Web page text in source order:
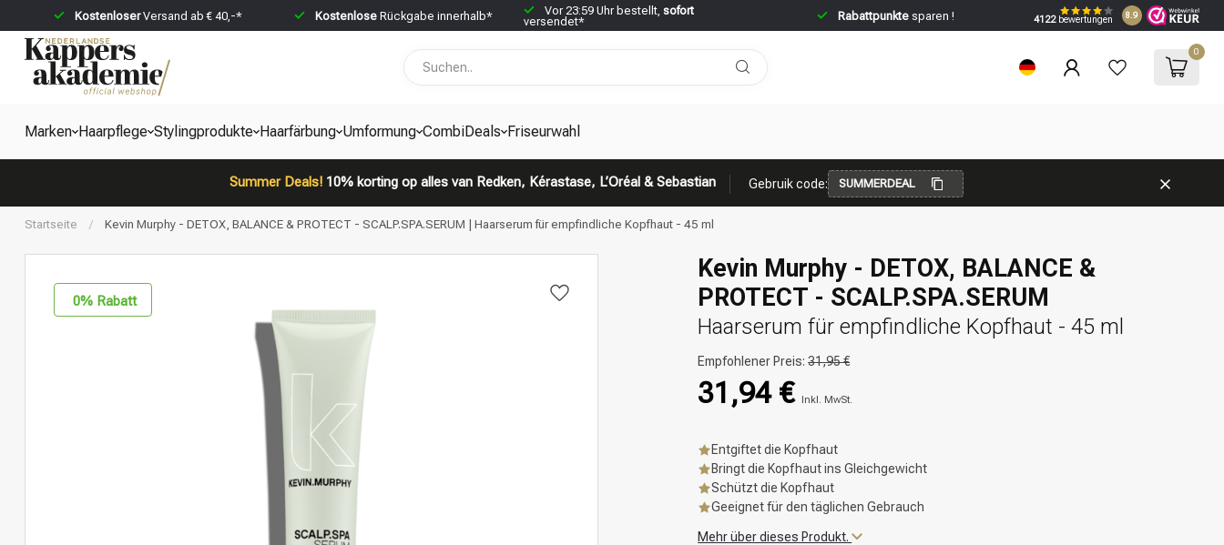
KostenloserVersand ab € 40,-* Kostenlose Rückgabe innerhalb* Vor 23:59 Uhr bestellt, sofort
versendet*
Rabattpunktesparen ! 4122bewertungen 8.9
0
Marken Haarpflege Stylingprodukte Haarfärbung Umformung CombiDeals Friseurwahl
Summer Deals!10% korting op alles van Redken, Kérastase, L’Oréal & Sebastian Gebruik code: SUMMERDEAL
Startseite / Kevin Murphy - DETOX, BALANCE & PROTECT - SCALP.SPA.SERUM | Haarserum für empfindliche Kopfhaut - 45 ml
0% Rabatt
Kevin Murphy - DETOX, BALANCE &
PROTECT - SCALP.SPA.SERUM
Haarserum für empfindliche Kopfhaut - 45 ml
Empfohlener Preis:31,95 €
31,94 € Inkl. MwSt.
Entgiftet die Kopfhaut
Bringt die Kopfhaut ins Gleichgewicht
Schützt die Kopfhaut
Geeignet für den täglichen Gebrauch
Mehr über dieses Produkt.